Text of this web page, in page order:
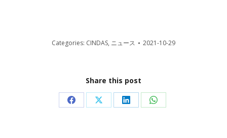
Categories: CINDAS, ニュース 2021-10-29
Share this post
Share Share Share Share